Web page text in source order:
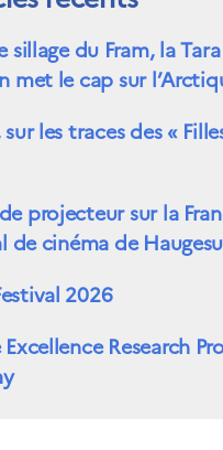
sillage du Fram, la
met le cap sur
les traces des «
projecteur sur la
de cinéma de
2026
Excellence Research